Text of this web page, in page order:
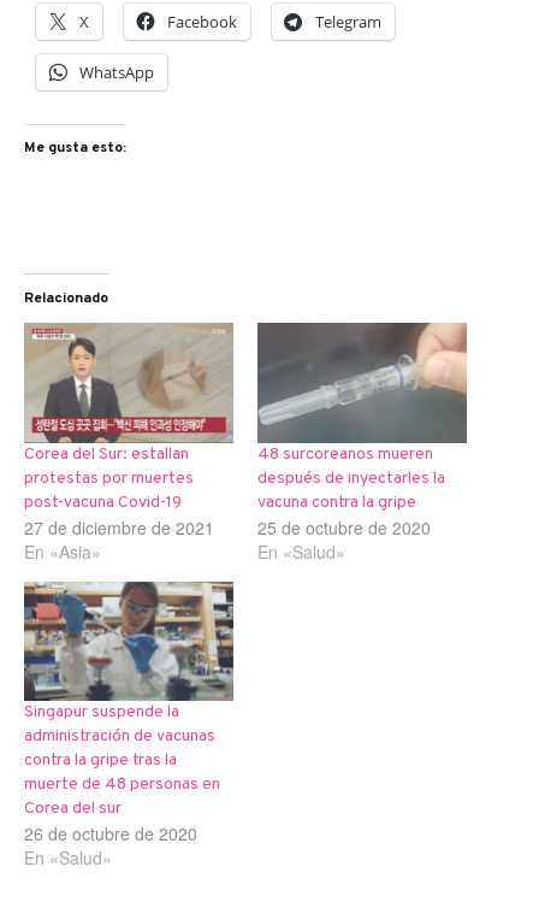
X Facebook Telegram
WhatsApp
Me gusta esto:
Relacionado
Corea del Sur: estallan
protestas por muertes
post-vacuna Covid-19
27 de diciembre de 2021
En «Asia»
48 surcoreanos mueren
después de inyectarles la
vacuna contra la gripe
25 de octubre de 2020
En «Salud»
Singapur suspende la
administración de vacunas
contra la gripe tras la
muerte de 48 personas en
Corea del sur
26 de octubre de 2020
En «Salud»